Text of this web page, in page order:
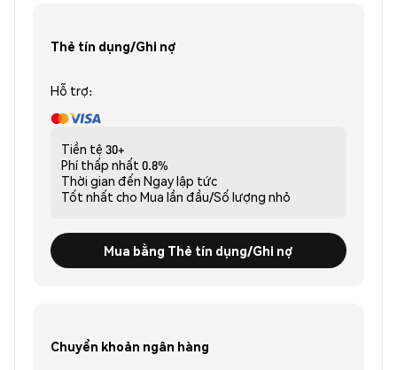
Thẻ tín dụng/Ghi nợ
Hỗ trợ:
Tiền tệ 30+
Phí thấp nhất 0.8%
Thời gian đến Ngay lập tức
Tốt nhất cho Mua lần đầu/Số lượng nhỏ
Mua bằng Thẻ tín dụng/Ghi nợ
Chuyển khoản ngân hàng